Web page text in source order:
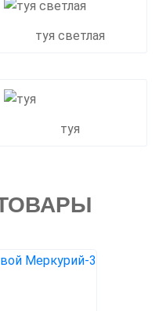
туя светлая
туя